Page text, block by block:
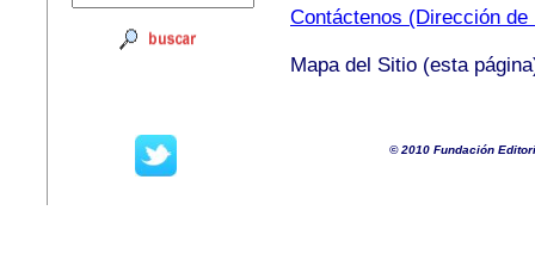
Contáctenos (Dirección
Mapa del Sitio (esta
© 2010 Fundación